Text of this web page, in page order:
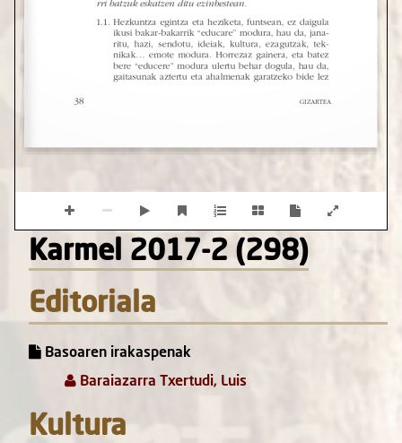
Karmel 2017-2 (298)
Editoriala
Basoaren irakaspenak
Baraiazarra Txertudi, Luis
Kultura